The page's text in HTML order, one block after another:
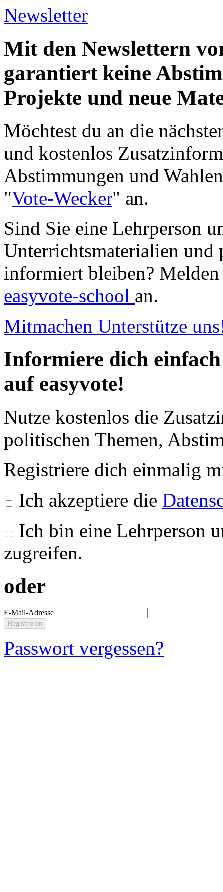
Newsletter
Mit den Newslettern
garantiert keine
Projekte und neue
Möchtest du an die
und kostenlos
Abstimmungen und
"Vote-Wecker" an.
Sind Sie eine Lehrperson
Unterrichtsmaterialien
informiert bleiben?
easyvote-school an.
Mitmachen Unterstütze
Informiere dich
auf easyvote!
Nutze kostenlos die
politischen Themen,
Registriere dich einmalig
Ich akzeptiere die
Ich bin eine Lehrperson
zugreifen.
oder
E-Mail-Adresse
Registrieren
Passwort vergessen?